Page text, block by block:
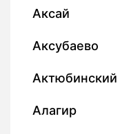
Аксай
Аксубаево
Актюбинский
Алагир